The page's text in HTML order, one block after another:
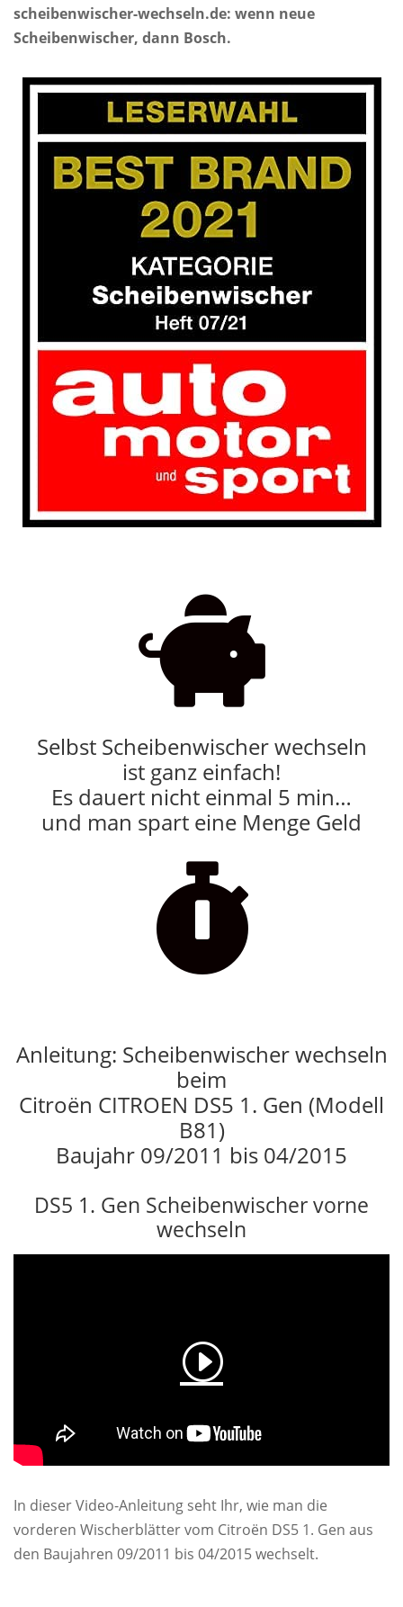
scheibenwischer-wechseln.de: wenn neue
Scheibenwischer, dann Bosch.

Selbst Scheibenwischer wechseln
ist ganz einfach!
Es dauert nicht einmal 5 min…
und man spart eine Menge Geld

Anleitung: Scheibenwischer wechseln
beim
Citroën CITROEN DS5 1. Gen (Modell
B81)
Baujahr 09/2011 bis 04/2015
DS5 1. Gen Scheibenwischer vorne
wechseln
In dieser Video-Anleitung seht Ihr, wie man die
vorderen Wischerblätter vom Citroën DS5 1. Gen aus
den Baujahren 09/2011 bis 04/2015 wechselt.